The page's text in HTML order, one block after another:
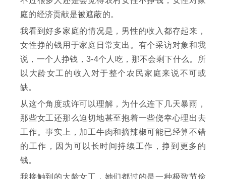
庭的经济贡献是被遮蔽的。
我看到好多家庭的情况是，男性的收入都存起来，
女性挣的钱用于家庭日常支出。有个采访对象和我
说，一个人挣钱，3-4个人吃，那不会剩下什么。所
以大龄女工的收入对于整个农民家庭来说不可或
缺。
从这个角度或许可以理解，为什么连下几天暴雨，
那些女工还那么迫切地甚至抱着一些侥幸心理出去
工作。事实上，加工牛肉和摘辣椒可能已经算不错
的工作，因为可以长时间持续工作，挣到更多的
钱。
我接触到的大龄女工，她们都过的是一种极致节俭